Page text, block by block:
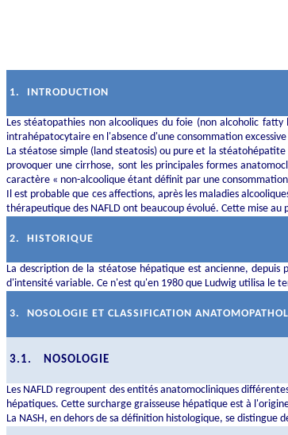
1. INTRODUCTION
Les stéatopathies non alcooliques du foie (non alcoholic fatty
intrahépatocytaire en l'absence d'une consommation
La stéatose simple (land steatosis) ou pure et la
provoquer une cirrhose, sont les principales formes
caractère « non-alcoolique étant définit par une
Il est probable que ces affections, après les maladies
thérapeutique des NAFLD ont beaucoup évolué. Cette mise au
2. HISTORIQUE
La description de la stéatose hépatique est ancienne,
d'intensité variable. Ce n'est qu'en 1980 que Ludwig utilisa le
3. NOSOLOGIE ET CLASSIFICATION
3.1. NOSOLOGIE
Les NAFLD regroupent des entités anatomocliniques
hépatiques. Cette surcharge graisseuse hépatique est à
La NASH, en dehors de sa définition histologique, se